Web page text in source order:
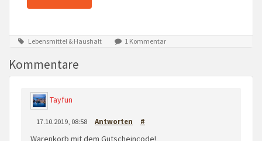
Lebensmittel & Haushalt 1 Kommentar
Kommentare
Tayfun
17.10.2019, 08:58 Antworten #
Warenkorb mit dem Gutscheincode!